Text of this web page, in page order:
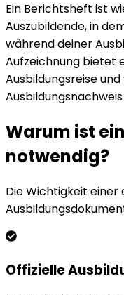
Ein Berichtsheft ist
Auszubildende, in
während deiner
Aufzeichnung bietet
Ausbildungsreise
Warum ist
notwendig?
Die Wichtigkeit
Offizielle